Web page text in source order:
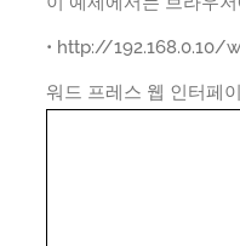
• http://192.168.0.10/
워드 프레스 웹 인터페